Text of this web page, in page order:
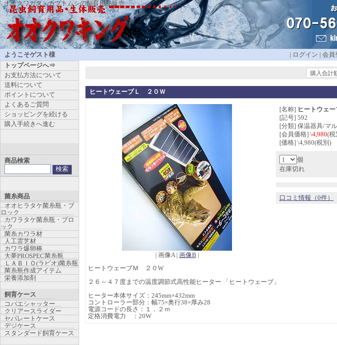
オオクワガタ・カブトムシの飼育用品販売
ようこそゲスト様 | ログイン | 会員
購入合計
ヒートウェーブＬ ２０Ｗ
| 画像A | 画像B |
[名称] ヒートウェ
[記号] 592
[分類] 保温器具/マ
[会員価格] \4,980(税
[価格] \4,980(税別)
個
在庫切れ
口コミ情報（0件）
ヒートウェーブＭ ２０W
２６～４７度までの温度調節式高性能ヒーター 「ヒートウェーブ」
ヒーター本体サイズ：245mm×432mm
コントローラー部分：幅75×奥行38×厚み28
電源コードの長さ：１．２ｍ
定格消費電力 ：20W
トップページへ⇒
お支払方法について
送料について
ポイントについて
よくあるご質問
ショッピングを続ける
購入手続きへ進む
商品検索
菌糸商品
オオヒラタケ菌糸瓶・ブ
ロック
カワラタケ菌糸瓶・ブロ
ック
菌糸カワラ材
人工霊芝材
カワラ爆卵棒
大夢PROSPEC菌糸瓶
ＬＡＢＩＯ(ラビオ)菌糸瓶
菌糸瓶作成アイテム
栄養添加剤
飼育ケース
コバエシャッター
クリアースライダー
セパレートケース
デジケース
スタンダード飼育ケース